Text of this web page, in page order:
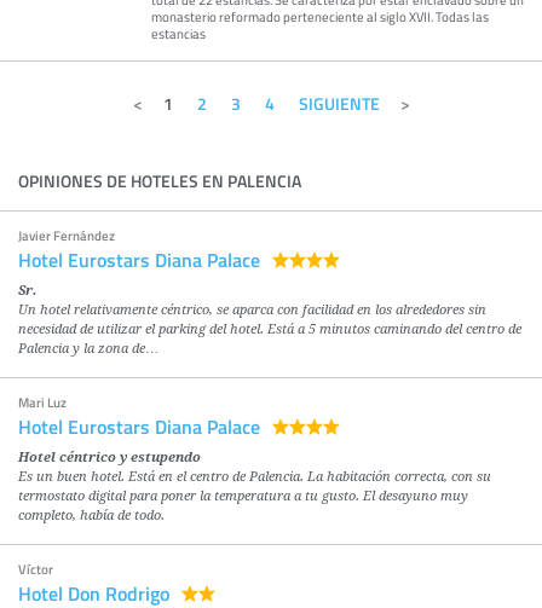
monasterio reformado perteneciente al siglo XVII. Todas las
estancias
1 2 3 4 SIGUIENTE
OPINIONES DE HOTELES EN PALENCIA
Javier Fernández
Hotel Eurostars Diana Palace
Sr.
Un hotel relativamente céntrico, se aparca con facilidad en los alrededores sin
necesidad de utilizar el parking del hotel. Está a 5 minutos caminando del centro de
Palencia y la zona de…
Mari Luz
Hotel Eurostars Diana Palace
Hotel céntrico y estupendo
Es un buen hotel. Está en el centro de Palencia. La habitación correcta, con su
termostato digital para poner la temperatura a tu gusto. El desayuno muy
completo, había de todo.
Víctor
Hotel Don Rodrigo